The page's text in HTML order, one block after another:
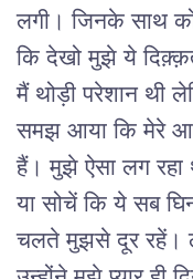
लगी। जिनके साथ
कि देखो मुझे ये
मैं थोड़ी परेशान थी
समझ आया कि मेरे
हैं। मुझे ऐसा लग रहा
या सोचें कि ये सब
चलते मुझसे दूर रहें।